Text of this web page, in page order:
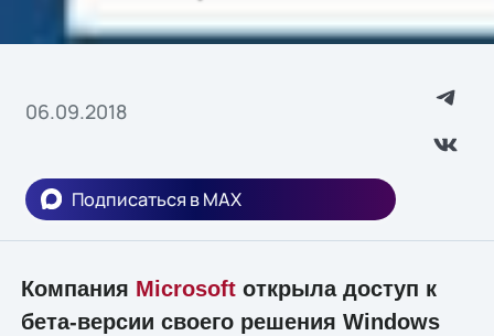
06.09.2018
Подписаться в MAX
Компания Microsoftоткрыла доступ к
бета-версии своего решения Windows